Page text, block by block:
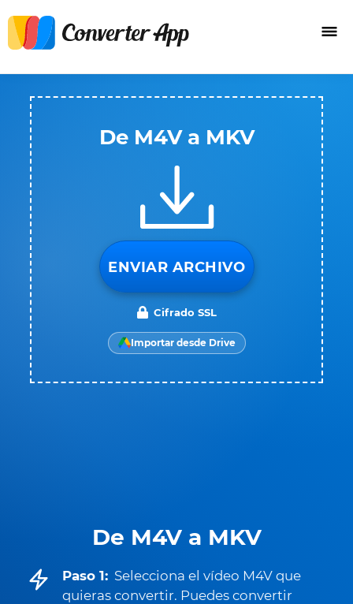
De M4V a MKV
Paso 1: Selecciona el vídeo M4V que
quieras convertir. Puedes convertir
De M4V a MKV
ENVIAR ARCHIVO
Cifrado SSL
Importar desde Drive